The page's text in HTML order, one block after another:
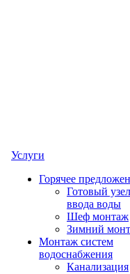
Услуги
Горячее
Готовый узел
ввода воды
Шеф монтаж
Зимний
Монтаж систем
водоснабжения
Канализация